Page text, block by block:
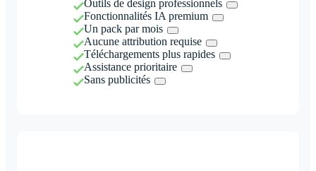
Outils de design professionnels
Fonctionnalités IA premium
Un pack par mois
Aucune attribution requise
Téléchargements plus rapides
Assistance prioritaire
Sans publicités